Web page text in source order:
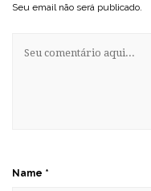
Seu email não será publicado.
Name *